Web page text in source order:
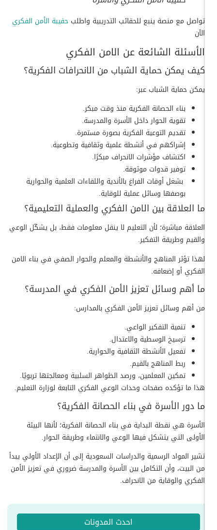
تواصل مع منصة ينبع للحقائب التدريبية واطلبحقيبة الأمن الفكري
الأسئلة الشائعة عن الامن الفكري
كيف يمكن حماية الشباب من الانحرافات الفكرية؟
يمكن حماية الشباب عبر:
بناء الحصانة الفكرية منذ وقت مبكر.
تقوية الحوار داخل الأسرة والمدرسة.
تقديم التوعية الفكرية بصورة مستمرة.
إشراكهم في أنشطة علمية وثقافية وتطوعية.
اكتشاف مؤشرات الانحراف مبكرًا.
توفير قدوات موثوقة.
بشغل أوقات الفراغ بالأندية واللقاءات العلمية والحوارية
بوصفها وسائل عملية للوقاية.
ما العلاقة بين الامن الفكري والعملية التعليمية؟
العلاقة مباشرة؛ لأن التعليم لا ينقل معلومات فقط، بل يشكّل الوعي
والقيم وطريقة التفكير.
لهذا تؤثر المناهج والأنشطة والمعلم والحوار الصفي في بناء الامن
الفكري أو إضعافه.
ما أهم وسائل تعزيز الأمن الفكري في المدرسة؟
من أهم وسائل تعزيز الأمن الفكري بالمدارس:
تنمية التفكير الواعي.
ترسيخ الوسطية والاعتدال.
تفعيل الأنشطة الثقافية والحوارية.
ربط المناهج بالقيم.
تمكين المعلمين، ورصد الظواهر السلبية ومعالجتها تربويًا.
هذا ما تؤكده صفحات وحدات الوعي الفكري التابعة لوزارة التعليم.
ما دور الأسرة في بناء الحصانة الفكرية؟
الأسرة هي نقطة البداية في بناء الحصانة الفكرية؛ لأنها البيئة
الأولى التي يتشكل فيها الوعي والانتماء وطريقة الحوار.
تشير المواد الرسمية والدراسات السعودية إلى أن الإعداد الأولي يبدأ
من البيت، وأن التكامل بين الأسرة والمدرسة ضروري في تعزيز الأمن
الفكري والوقاية من الانحراف.
احدث المدونات